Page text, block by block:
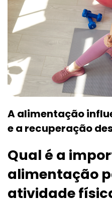
A alimentação
e a recuperação
Qual é a
alimentação
atividade